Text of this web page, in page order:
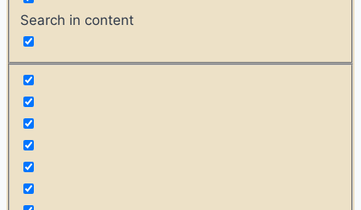
Search in content